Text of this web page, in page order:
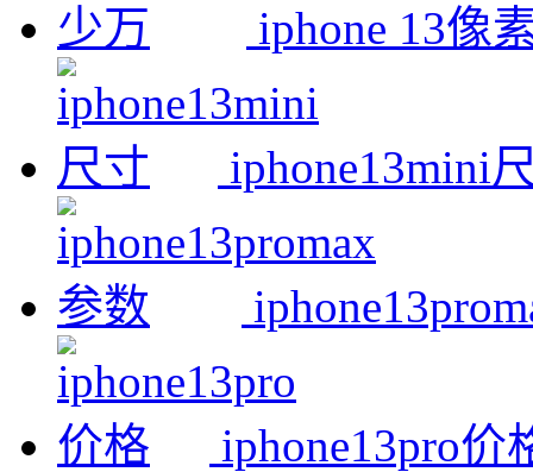
iphone 13像
iphone13mini
iphone13pro价